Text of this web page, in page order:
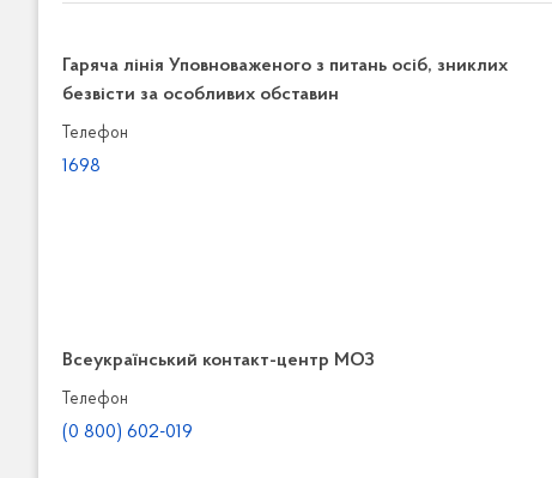
Гаряча лінія Уповноваженого з питань осіб, зниклих
безвісти за особливих обставин
Телефон
1698
Всеукраїнський контакт-центр МОЗ
Телефон
(0 800) 602-019